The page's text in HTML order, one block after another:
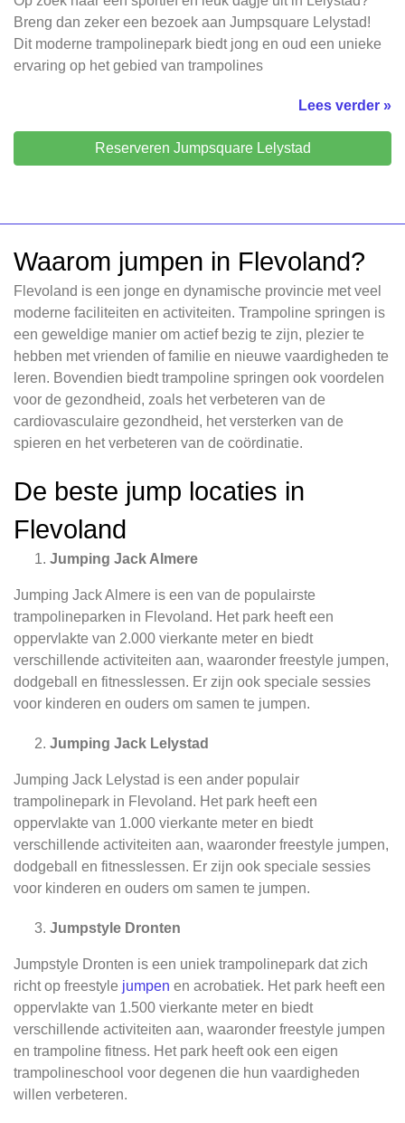
Breng dan zeker een bezoek aan Jumpsquare Lelystad!
Dit moderne trampolinepark biedt jong en oud een unieke
ervaring op het gebied van trampolines
Lees verder »
Reserveren Jumpsquare Lelystad
Waarom jumpen in Flevoland?
Flevoland is een jonge en dynamische provincie met veel
moderne faciliteiten en activiteiten. Trampoline springen is
een geweldige manier om actief bezig te zijn, plezier te
hebben met vrienden of familie en nieuwe vaardigheden te
leren. Bovendien biedt trampoline springen ook voordelen
voor de gezondheid, zoals het verbeteren van de
cardiovasculaire gezondheid, het versterken van de
spieren en het verbeteren van de coördinatie.
De beste jump locaties in
Flevoland
Jumping Jack Almere
Jumping Jack Almere is een van de populairste
trampolineparken in Flevoland. Het park heeft een
oppervlakte van 2.000 vierkante meter en biedt
verschillende activiteiten aan, waaronder freestyle jumpen,
dodgeball en fitnesslessen. Er zijn ook speciale sessies
voor kinderen en ouders om samen te jumpen.
Jumping Jack Lelystad
Jumping Jack Lelystad is een ander populair
trampolinepark in Flevoland. Het park heeft een
oppervlakte van 1.000 vierkante meter en biedt
verschillende activiteiten aan, waaronder freestyle jumpen,
dodgeball en fitnesslessen. Er zijn ook speciale sessies
voor kinderen en ouders om samen te jumpen.
Jumpstyle Dronten
Jumpstyle Dronten is een uniek trampolinepark dat zich
richt op freestyle jumpen en acrobatiek. Het park heeft een
oppervlakte van 1.500 vierkante meter en biedt
verschillende activiteiten aan, waaronder freestyle jumpen
en trampoline fitness. Het park heeft ook een eigen
trampolineschool voor degenen die hun vaardigheden
willen verbeteren.